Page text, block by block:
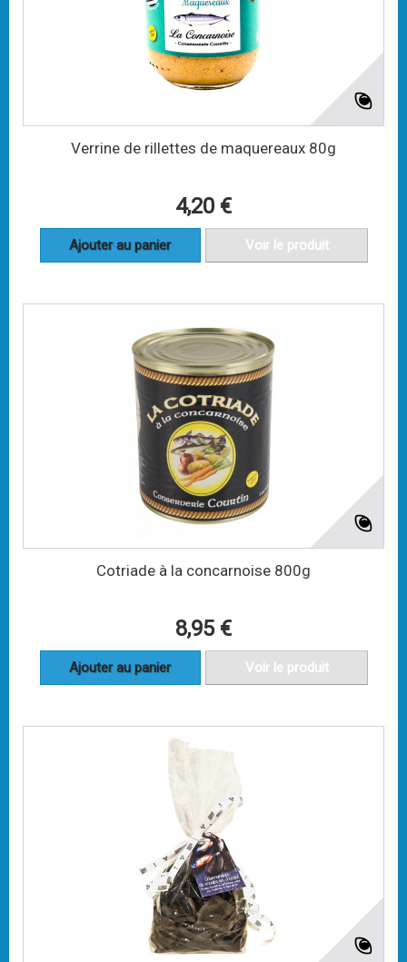
Verrine de rillettes de maquereaux 80g
4,20 €
Ajouter au panier Voir le produit
Cotriade à la concarnoise 800g
8,95 €
Ajouter au panier Voir le produit